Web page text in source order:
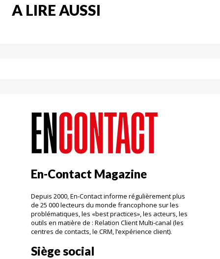
A LIRE AUSSI
En-Contact Magazine
Depuis 2000, En-Contact informe régulièrement plus
de 25 000 lecteurs du monde francophone sur les
problématiques, les «best practices», les acteurs, les
outils en matière de : Relation Client Multi-canal (les
centres de contacts, le CRM, l’expérience client).
Siège social